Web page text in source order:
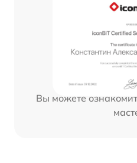
Вы можете